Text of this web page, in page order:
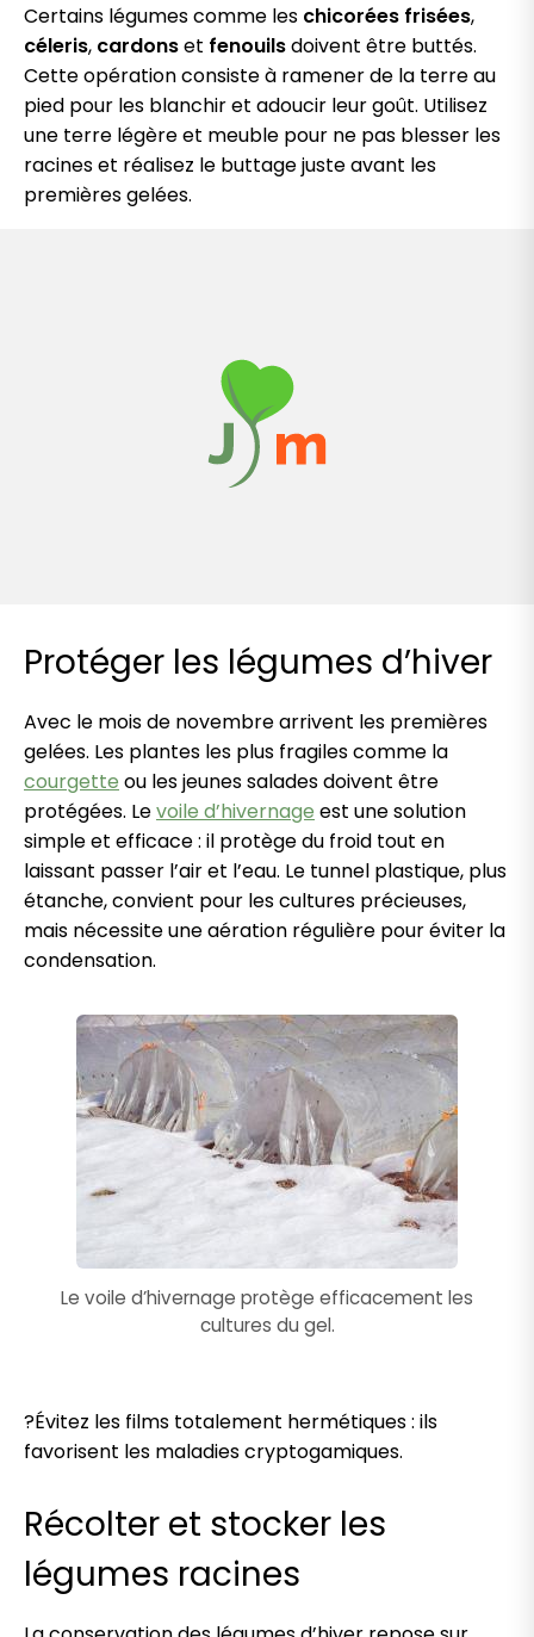
Certains légumes comme les chicorées frisées,
céleris, cardonset fenouilsdoivent être buttés.
Cette opération consiste à ramener de la terre au
pied pour les blanchir et adoucir leur goût. Utilisez
une terre légère et meuble pour ne pas blesser les
racines et réalisez le buttage juste avant les
premières gelées.
Protéger les légumes d’hiver
Avec le mois de novembre arrivent les premières
gelées. Les plantes les plus fragiles comme la
courgette ou les jeunes salades doivent être
protégées. Levoile d’hivernage est une solution
simple et efficace : il protège du froid tout en
laissant passer l’air et l’eau. Le tunnel plastique, plus
étanche, convient pour les cultures précieuses,
mais nécessite une aération régulière pour éviter la
condensation.
Le voile d’hivernage protège efficacement les
cultures du gel.
?Évitez les films totalement hermétiques : ils
favorisent les maladies cryptogamiques.
Récolter et stocker les
légumes racines